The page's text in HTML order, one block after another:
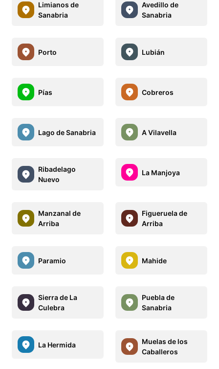
Limianos de
Sanabria
Avedillo de
Sanabria
Porto Lubián
Pías Cobreros
Lago de Sanabria A Vilavella
Ribadelago
Nuevo
La Manjoya
Manzanal de
Arriba
Figueruela de
Arriba
Paramio Mahide
Sierra de La
Culebra
Puebla de
Sanabria
La Hermida
Muelas de los
Caballeros